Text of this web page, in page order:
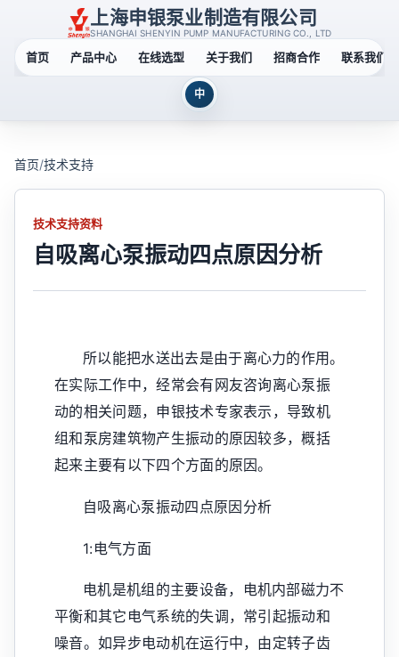
上海申银泵业制造有限公司
SHANGHAI SHENYIN PUMP MANUFACTURING CO., LTD
首页 产品中心 在线选型 关于我们 招商合作 联系我们
中
首页/技术支持
技术支持资料
自吸离心泵振动四点原因分析
所以能把水送出去是由于离心力的作用。
在实际工作中，经常会有网友咨询离心泵振
动的相关问题，申银技术专家表示，导致机
组和泵房建筑物产生振动的原因较多，概括
起来主要有以下四个方面的原因。
自吸离心泵振动四点原因分析
1:电气方面
电机是机组的主要设备，电机内部磁力不
平衡和其它电气系统的失调，常引起振动和
噪音。如异步电动机在运行中，由定转子齿